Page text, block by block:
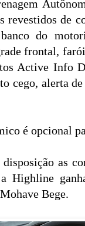
revestidos de
do
frontal,
Active Info
cego, alerta
é opcional
as
Highline
Bege.